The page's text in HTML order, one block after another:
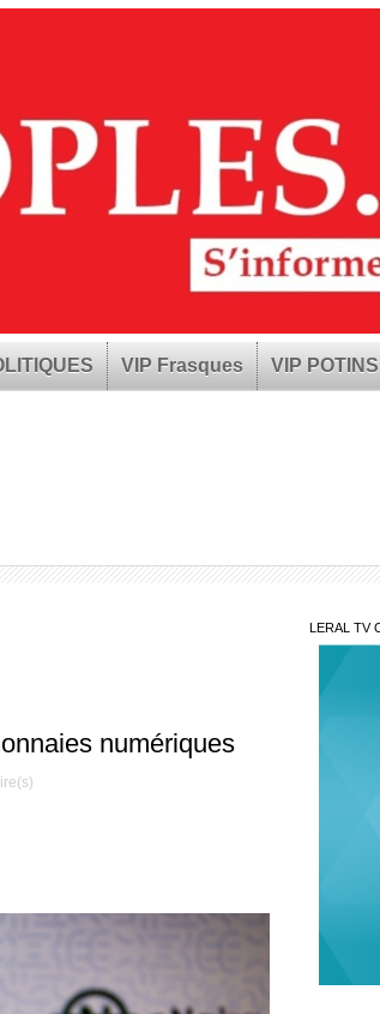
VIP Frasques VIP POTINS
numériques
LERAL TV